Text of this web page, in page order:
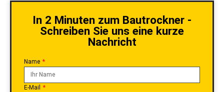
In 2 Minuten zum Bautrockner -
Schreiben Sie uns eine kurze
Nachricht
Name
E-Mail